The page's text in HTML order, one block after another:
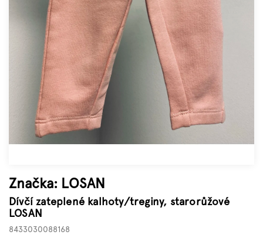
Přihlášení
Značka: LOSAN
Dívčí zateplené kalhoty/treginy, starorůžové
LOSAN
8433030088168